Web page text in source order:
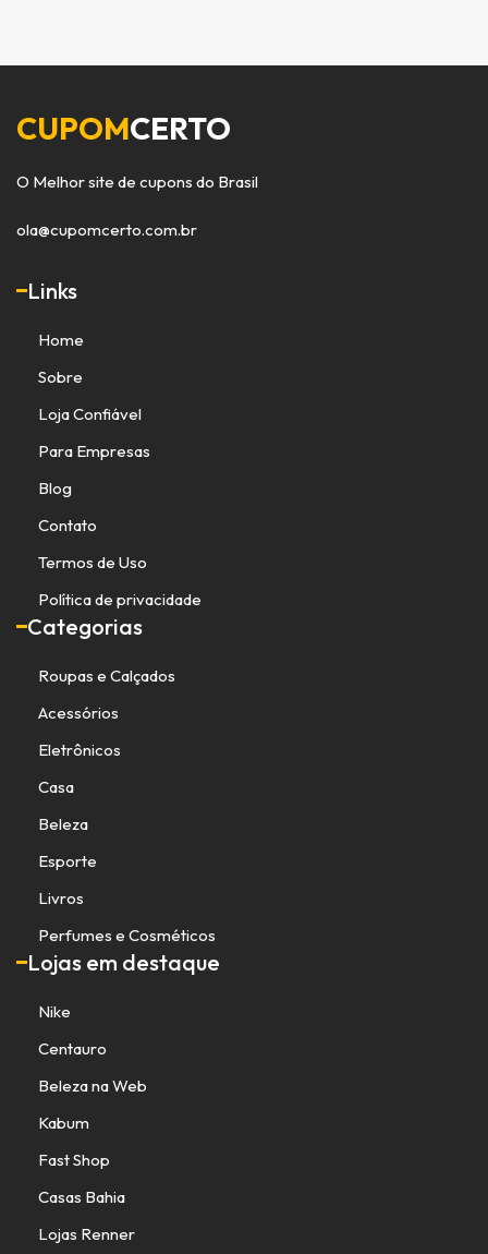
CUPOMCERTO
O Melhor site de cupons do Brasil
ola@cupomcerto.com.br
Links
Home
Sobre
Loja Confiável
Para Empresas
Blog
Contato
Termos de Uso
Política de privacidade
Categorias
Roupas e Calçados
Acessórios
Eletrônicos
Casa
Beleza
Esporte
Livros
Perfumes e Cosméticos
Lojas em destaque
Nike
Centauro
Beleza na Web
Kabum
Fast Shop
Casas Bahia
Lojas Renner